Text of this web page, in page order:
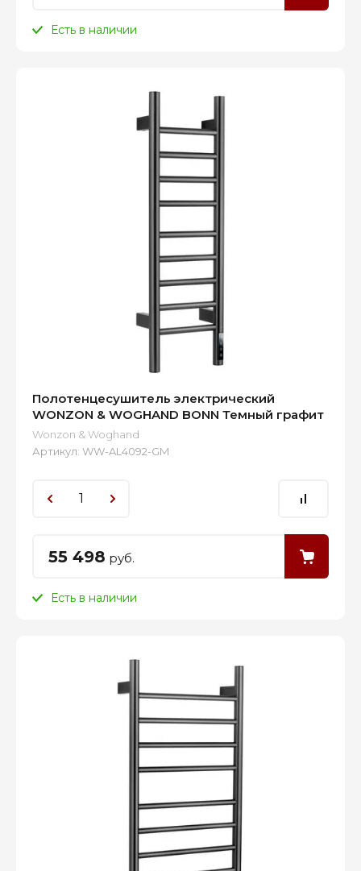
Есть в наличии
Полотенцесушитель электрический
WONZON & WOGHAND BONN Темный графит
Wonzon & Woghand
Артикул: WW-AL4092-GM
55 498 руб.
Есть в наличии